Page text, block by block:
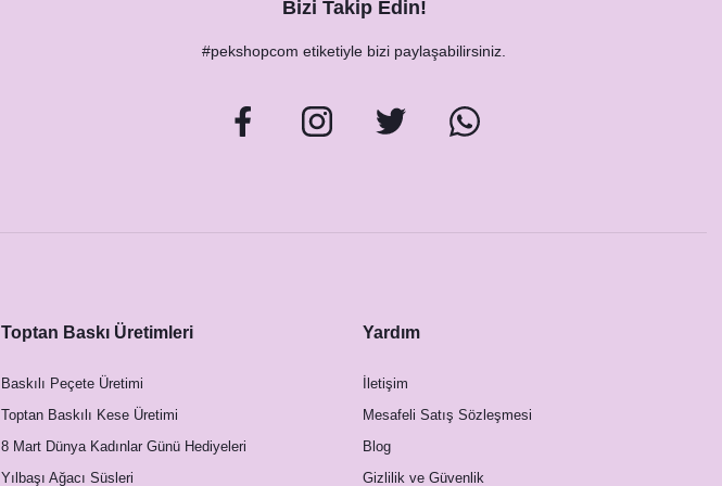
Bizi Takip Edin!
#pekshopcom etiketiyle bizi paylaşabilirsiniz.
Toptan Baskı Üretimleri
Baskılı Peçete Üretimi
Toptan Baskılı Kese Üretimi
8 Mart Dünya Kadınlar Günü Hediyeleri
Yılbaşı Ağacı Süsleri
Yardım
İletişim
Mesafeli Satış Sözleşmesi
Blog
Gizlilik ve Güvenlik